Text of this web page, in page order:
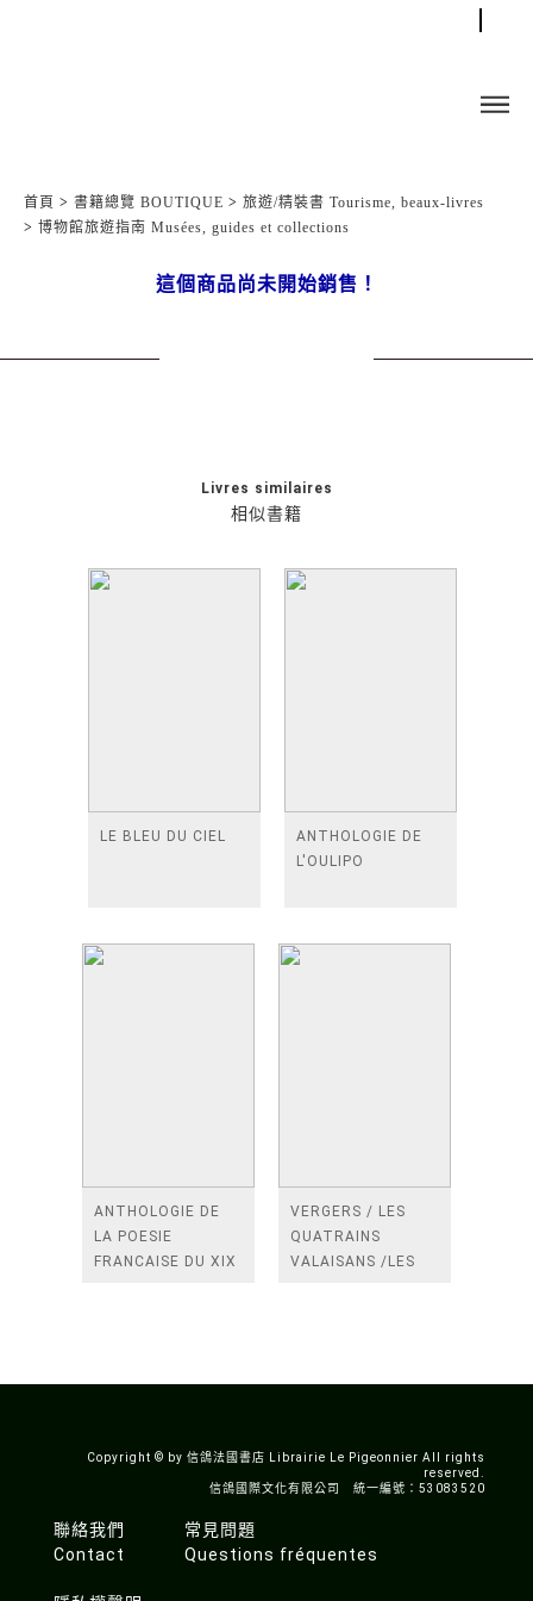
首頁 > 書籍總覽 BOUTIQUE > 旅遊/精裝書 Tourisme, beaux-livres
> 博物館旅遊指南 Musées, guides et collections
這個商品尚未開始銷售！
相似書籍
Livres similaires
LE BLEU DU CIEL
ANTHOLOGIE DE
L'OULIPO
ANTHOLOGIE DE
LA POESIE
FRANCAISE DU XIX
VERGERS / LES
QUATRAINS
VALAISANS /LES
Copyright © by 信鴿法國書店 Librairie Le Pigeonnier All rights
reserved.
信鴿國際文化有限公司 統一編號：53083520
聯絡我們
Contact
常見問題
Questions fréquentes